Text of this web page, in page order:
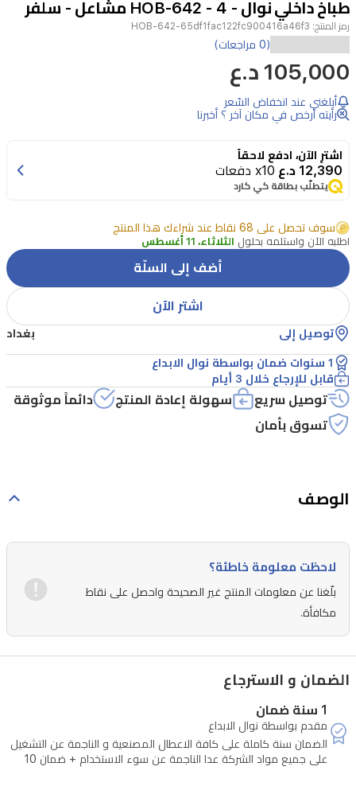
1
طباخ داخلي نوال - HOB-642 - 4 مشاعل - سلفر
رمز المنتج: HOB-642-65df1fac122fc900416a46f3
(0 مراجعات)
105,000 د.ع
أبلغني عند انخفاض السّعر
رأيته أرخص في مكان آخر ؟ أخبرنا
اشترِ الآن، ادفع لاحقاً
12,390 د.ع x10 دفعات
يتطلّب بطاقة كي كارد
سوف تحصل على 68 نقاط عند شراءك هذا المنتج
اطلبه الآن واستلمه بحلول الثلاثاء، 11 أغسطس
أضف إلى السلّة
اشتر الآن
توصيل إلى بغداد
1 سنوات ضمان بواسطة نوال الابداع
قابل للإرجاع خلال 3 أيام
توصيل سريع سهولة إعادة المنتج
دائماً موثوقة
تسوق بأمان
الوصف
لاحظت معلومة خاطئة؟
بلّغنا عن معلومات المنتج غير الصحيحة واحصل على نقاط
مكافأة.
الضمان و الاسترجاع
1 سنة ضمان
مقدم بواسطة نوال الابداع
الضمان سنة كاملة على كافة الاعطال المصنعية و الناجمة عن التشغيل
على جميع مواد الشركة عدا الناجمة عن سوء الاستخدام + ضمان 10